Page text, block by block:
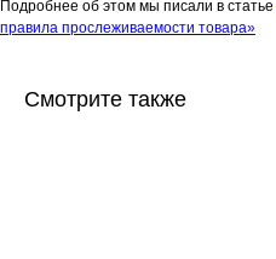
Подробнее об этом мы писали в статье
правила прослеживаемости товара»
Смотрите также